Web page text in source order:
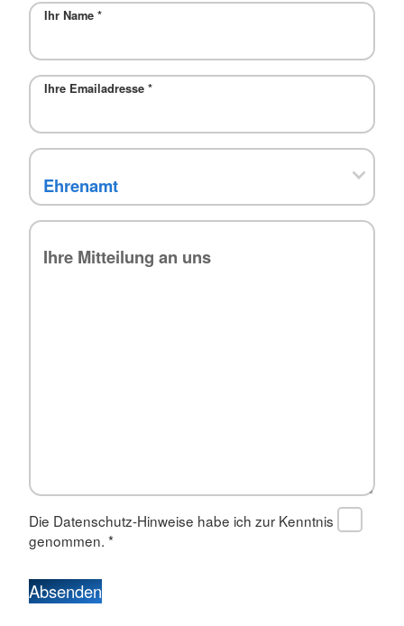
Ihr Name *
Ihre Emailadresse *
Die Datenschutz-Hinweise habe ich zur Kenntnis
genommen. *
Absenden